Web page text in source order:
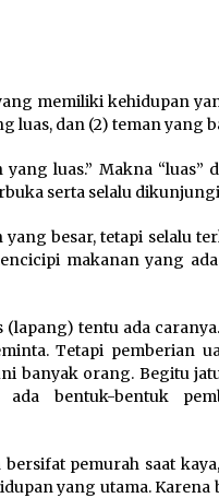
memiliki kehidupan
luas, dan (2) teman yang
luas.” Makna
serta selalu
besar, tetapi selalu
makanan yang
tentu ada
Tetapi pemberian
banyak orang. Begitu
bentuk-bentuk
pemurah saat
yang utama.